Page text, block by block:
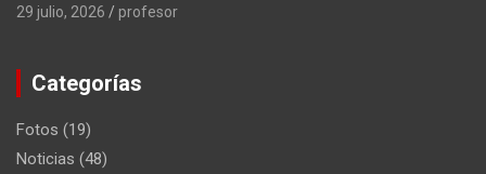
29 julio, 2026 profesor
Categorías
Fotos (19)
Noticias (48)